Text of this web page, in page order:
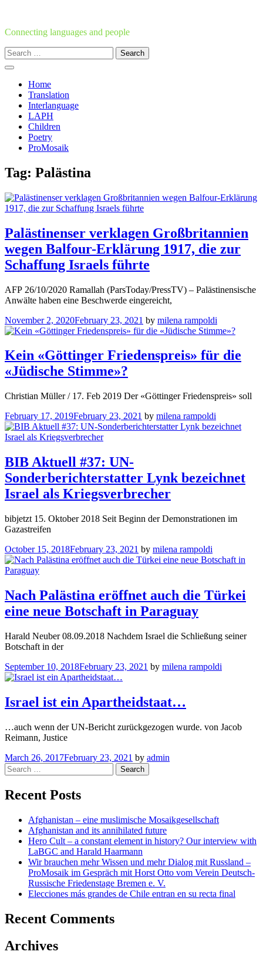
content
Connecting languages and people
Search
for:
Home
Translation
Interlanguage
LAPH
Children
Poetry
ProMosaik
Tag: Palästina
Palästinenser verklagen Großbritannien
wegen Balfour-Erklärung 1917, die zur
Schaffung Israels führte
AFP 26/10/2020 Ramallah (ParsToday/PressTV) – Palästinensische
Anwälte haben eine Beschwerde eingereicht,
November 2, 2020February 23, 2021 by milena rampoldi
Kein «Göttinger Friedenspreis» für die
«Jüdische Stimme»?
Christian Müller / 17. Feb 2019 Der «Göttinger Friedenspreis» soll
February 17, 2019February 23, 2021 by milena rampoldi
BIB Aktuell #37: UN-
Sonderberichterstatter Lynk bezeichnet
Israel als Kriegsverbrecher
bibjetzt 15. Oktober 2018 Seit Beginn der Demonstrationen im
Gazastreifen
October 15, 2018February 23, 2021 by milena rampoldi
Nach Palästina eröffnet auch die Türkei
eine neue Botschaft in Paraguay
Harald Neuber 08.09.2018 Nachdem Israel die Schließung seiner
Botschaft in der
September 10, 2018February 23, 2021 by milena rampoldi
Israel ist ein Apartheidstaat…
…auch wenn der UN-Bericht zurückgezogen wurde. von Jacob
Reimann, Justice
March 26, 2017February 23, 2021 by admin
Search
for:
Recent Posts
Afghanistan – eine muslimische Mosaikgesellschaft
Afghanistan and its annihilated future
Hero Cult – a constant element in history? Our interview with
LaBGC and Harald Haarmann
Wir brauchen mehr Wissen und mehr Dialog mit Russland –
ProMosaik im Gespräch mit Horst Otto vom Verein Deutsch-
Russische Friedenstage Bremen e. V.
Elecciones más grandes de Chile entran en su recta final
Recent Comments
Archives